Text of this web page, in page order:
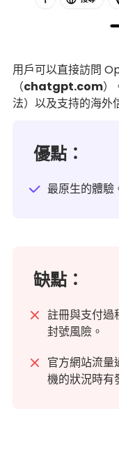
用戶可以直接訪問
（chatgpt.com）
法）以及支持的海外
優點：
最原生的體驗
缺點：
註冊與支付過
封號風險。
官方網站流量
機的狀況時有